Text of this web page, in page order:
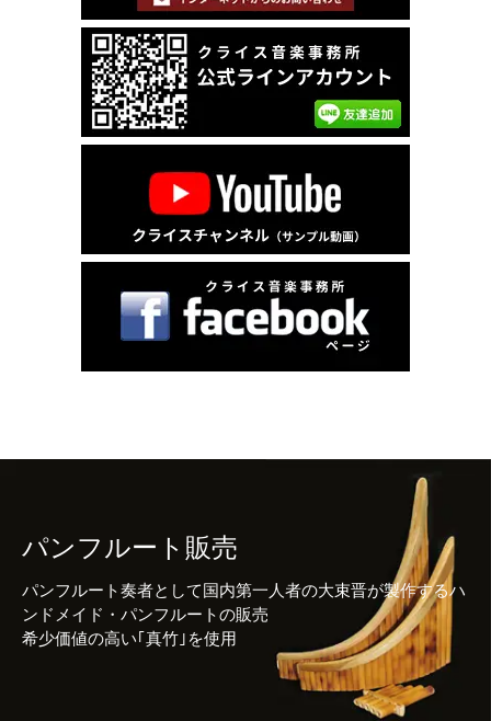
パンフルート販売
パンフルート奏者として国内第一人者の大束晋が製作するハ
ンドメイド・パンフルートの販売
希少価値の高い｢真竹｣を使用